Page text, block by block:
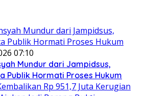
07:10
Mundur dari Jampidsus,
Publik Hormati Proses Hukum